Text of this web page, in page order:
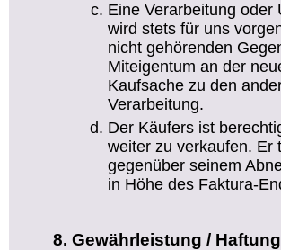
Eine Verarbeitung oder
wird stets für uns
nicht gehörenden
Miteigentum an der
Kaufsache zu den
Verarbeitung.
Der Käufers ist
weiter zu verkaufen. Er
gegenüber seinem
in Höhe des Faktura-
Gewährleistung /